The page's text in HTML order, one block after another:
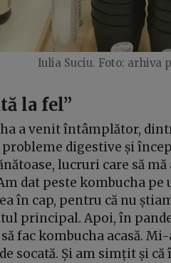
Iulia Suciu. Foto: arhiva
la fel”
a venit întâmplător,
digestive și
lucruri care să
dat peste kombucha
în cap, pentru că nu
principal. Apoi, în
fac kombucha acasă.
socată. Și am simțit și